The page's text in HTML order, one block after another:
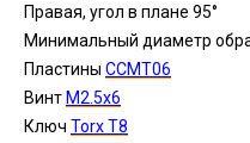
Правая, угол в плане 95°
Минимальный диаметр
Пластины ССMT06
Винт М2.5x6
Ключ Torx T8